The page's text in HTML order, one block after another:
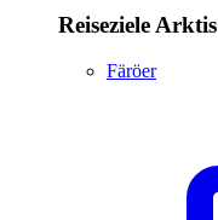
Reiseziele Arktis
Färöer